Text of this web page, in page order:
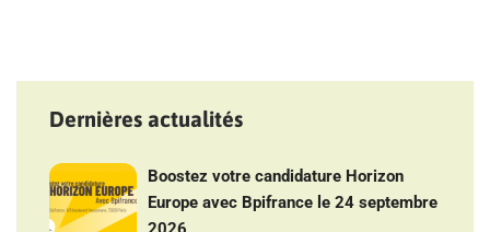
Dernières actualités
Boostez votre candidature Horizon
Europe avec Bpifrance le 24 septembre